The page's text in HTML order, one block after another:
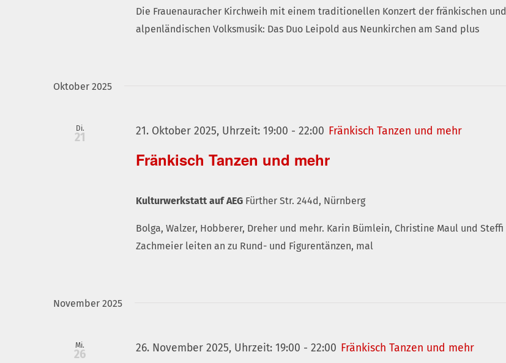
Die Frauenauracher Kirchweih mit einem traditionellen Konzert der fränkischen und
alpenländischen Volksmusik: Das Duo Leipold aus Neunkirchen am Sand plus
Oktober 2025
Di.
21
Fränkisch Tanzen und mehr
21. Oktober 2025, Uhrzeit: 19:00 -22:00 Fränkisch Tanzen und mehr
Kulturwerkstatt auf AEG Fürther Str. 244d, Nürnberg
Bolga, Walzer, Hobberer, Dreher und mehr. Karin Bümlein, Christine Maul und Steffi
Zachmeier leiten an zu Rund- und Figurentänzen, mal
November 2025
Mi.
26 26. November 2025, Uhrzeit: 19:00 -22:00 Fränkisch Tanzen und mehr